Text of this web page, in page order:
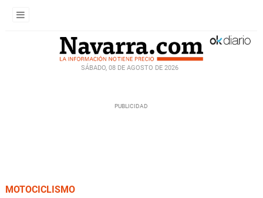
SÁBADO, 08 DE AGOSTO DE 2026
MOTOCICLISMO